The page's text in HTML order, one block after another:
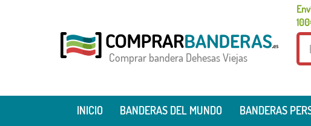
Comprar bandera Dehesas Viejas
INICIO BANDERAS DEL MUNDO BANDERAS